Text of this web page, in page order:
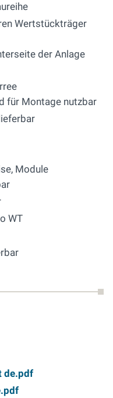
Wertstückträger
der Anlage
für Montage nutzbar
Module
WT
de.pdf